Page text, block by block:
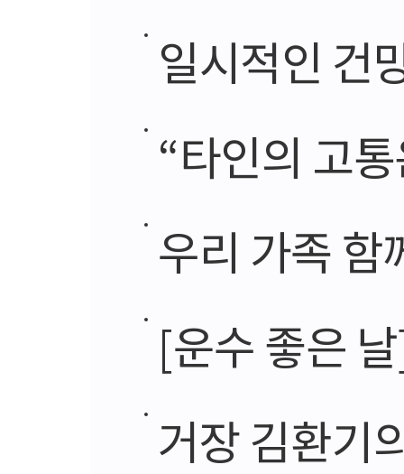
일시적인 건
“타인의 고
우리 가족 함
[운수 좋은
거장 김환기